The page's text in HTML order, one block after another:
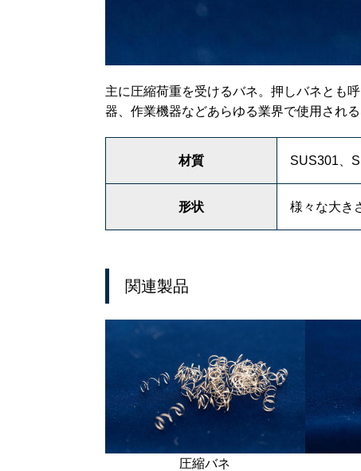
主に圧縮荷重を受けるバネ。押しバネとも
器、作業機器などあらゆる業界で使用され
材質 SUS301、
形状 様々な大き
関連製品
圧縮バネ